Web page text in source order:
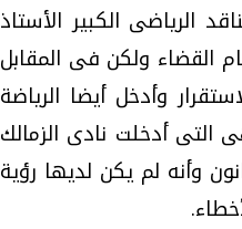
الرياضى الكبير الأستاذ
القضاء ولكن فى المقابل
وأدخل أيضا الرياضة
التى أدخلت نادى الزمالك
وأنه لم يكن لديها رؤية